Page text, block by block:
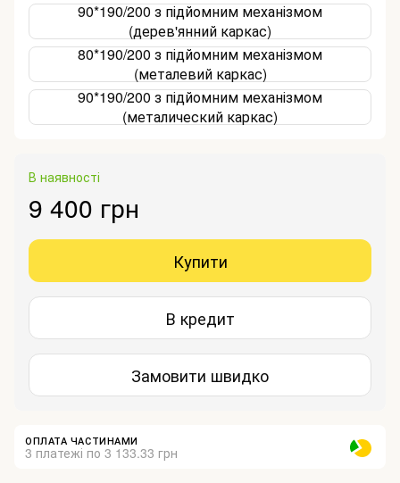
90*190/200 з підйомним механізмом
(дерев'янний каркас)
80*190/200 з підйомним механізмом
(металевий каркас)
90*190/200 з підйомним механізмом
(металический каркас)
В наявності
9 400 грн
Купити
В кредит
Замовити швидко
ОПЛАТА ЧАСТИНАМИ
3 платежі по 3 133.33 грн